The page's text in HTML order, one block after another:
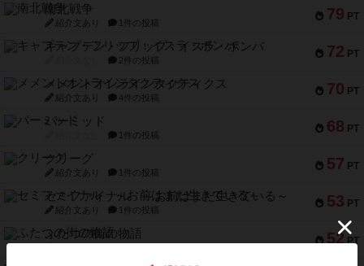
79 PT
南北戦争
紹介文あり 1件の投稿
72 PT
キャプテン・フリップ：イスラ・ボンバ
2件の投稿
70 PT
メメントオンラインタクティクス
紹介文あり 4件の投稿
68 PT
パーミッド
1件の投稿
57 PT
クリーグ
紹介文あり 1件の投稿
53 PT
セミファイナル ～お前はまだ生きている～
紹介文あり 1件の投稿
52 PT
ふたつの街の物語